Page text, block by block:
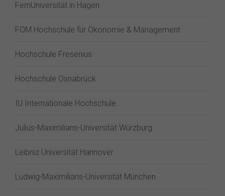
FernUniversität in Hagen
FOM Hochschule für Ökonomie & Management
Hochschule Fresenius
Hochschule Osnabrück
IU Internationale Hochschule
Julius-Maximilians-Universität Würzburg
Leibniz Universität Hannover
Ludwig-Maximilians-Universität München